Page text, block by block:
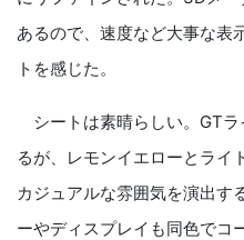
あるので、速度など大事な表
トを感じた。
シートは素晴らしい。GT
るが、レモンイエローとライ
カジュアルな雰囲気を演出す
ーやディスプレイも同色でコ